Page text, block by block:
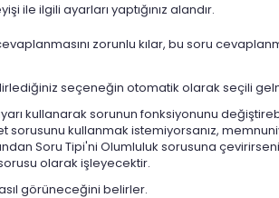
ile ilgili ayarları yaptığınız alandır.
zorunlu kılar, bu soru
seçeneğin otomatik olarak seçili
kullanarak sorunun fonksiyonunu
sorusunu kullanmak istemiyorsanız,
Soru Tipi'ni Olumluluk sorusuna
olarak işleyecektir.
görüneceğini belirler.